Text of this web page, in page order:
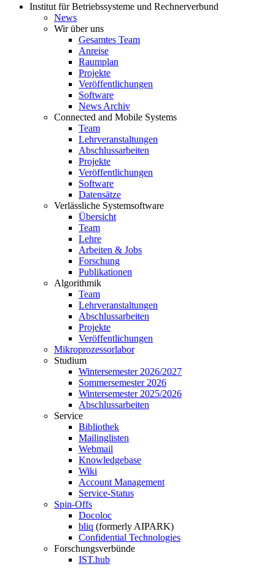
Institut für Betriebssysteme und Rechnerverbund
News
Wir über uns
Gesamtes Team
Anreise
Raumplan
Projekte
Veröffentlichungen
Software
News Archiv
Connected and Mobile Systems
Team
Lehrveranstaltungen
Abschlussarbeiten
Projekte
Veröffentlichungen
Software
Datensätze
Verlässliche Systemsoftware
Übersicht
Team
Lehre
Arbeiten & Jobs
Forschung
Publikationen
Algorithmik
Team
Lehrveranstaltungen
Abschlussarbeiten
Projekte
Veröffentlichungen
Mikroprozessorlabor
Studium
Wintersemester 2026/2027
Sommersemester 2026
Wintersemester 2025/2026
Abschlussarbeiten
Service
Bibliothek
Mailinglisten
Webmail
Knowledgebase
Wiki
Account Management
Service-Status
Spin-Offs
Docoloc
bliq (formerly AIPARK)
Confidential Technologies
Forschungsverbünde
IST.hub